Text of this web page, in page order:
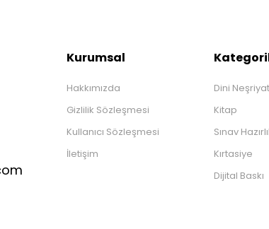
Kurumsal
Hakkımızda
Gizlilik Sözleşmesi
Kullanıcı Sözleşmesi
İletişim
Dini Neşriyat
Kitap
Sınav
Kırtasiye
Dijital Baskı